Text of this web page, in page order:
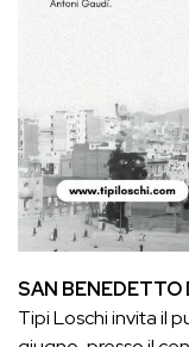
SAN
Tipi Loschi invita il